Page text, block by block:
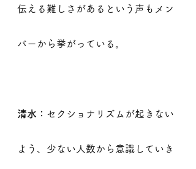
伝える難しさがあるという声もメン
バーから挙がっている。
清水： セクショナリズムが起きない
よう、少ない人数から意識していき